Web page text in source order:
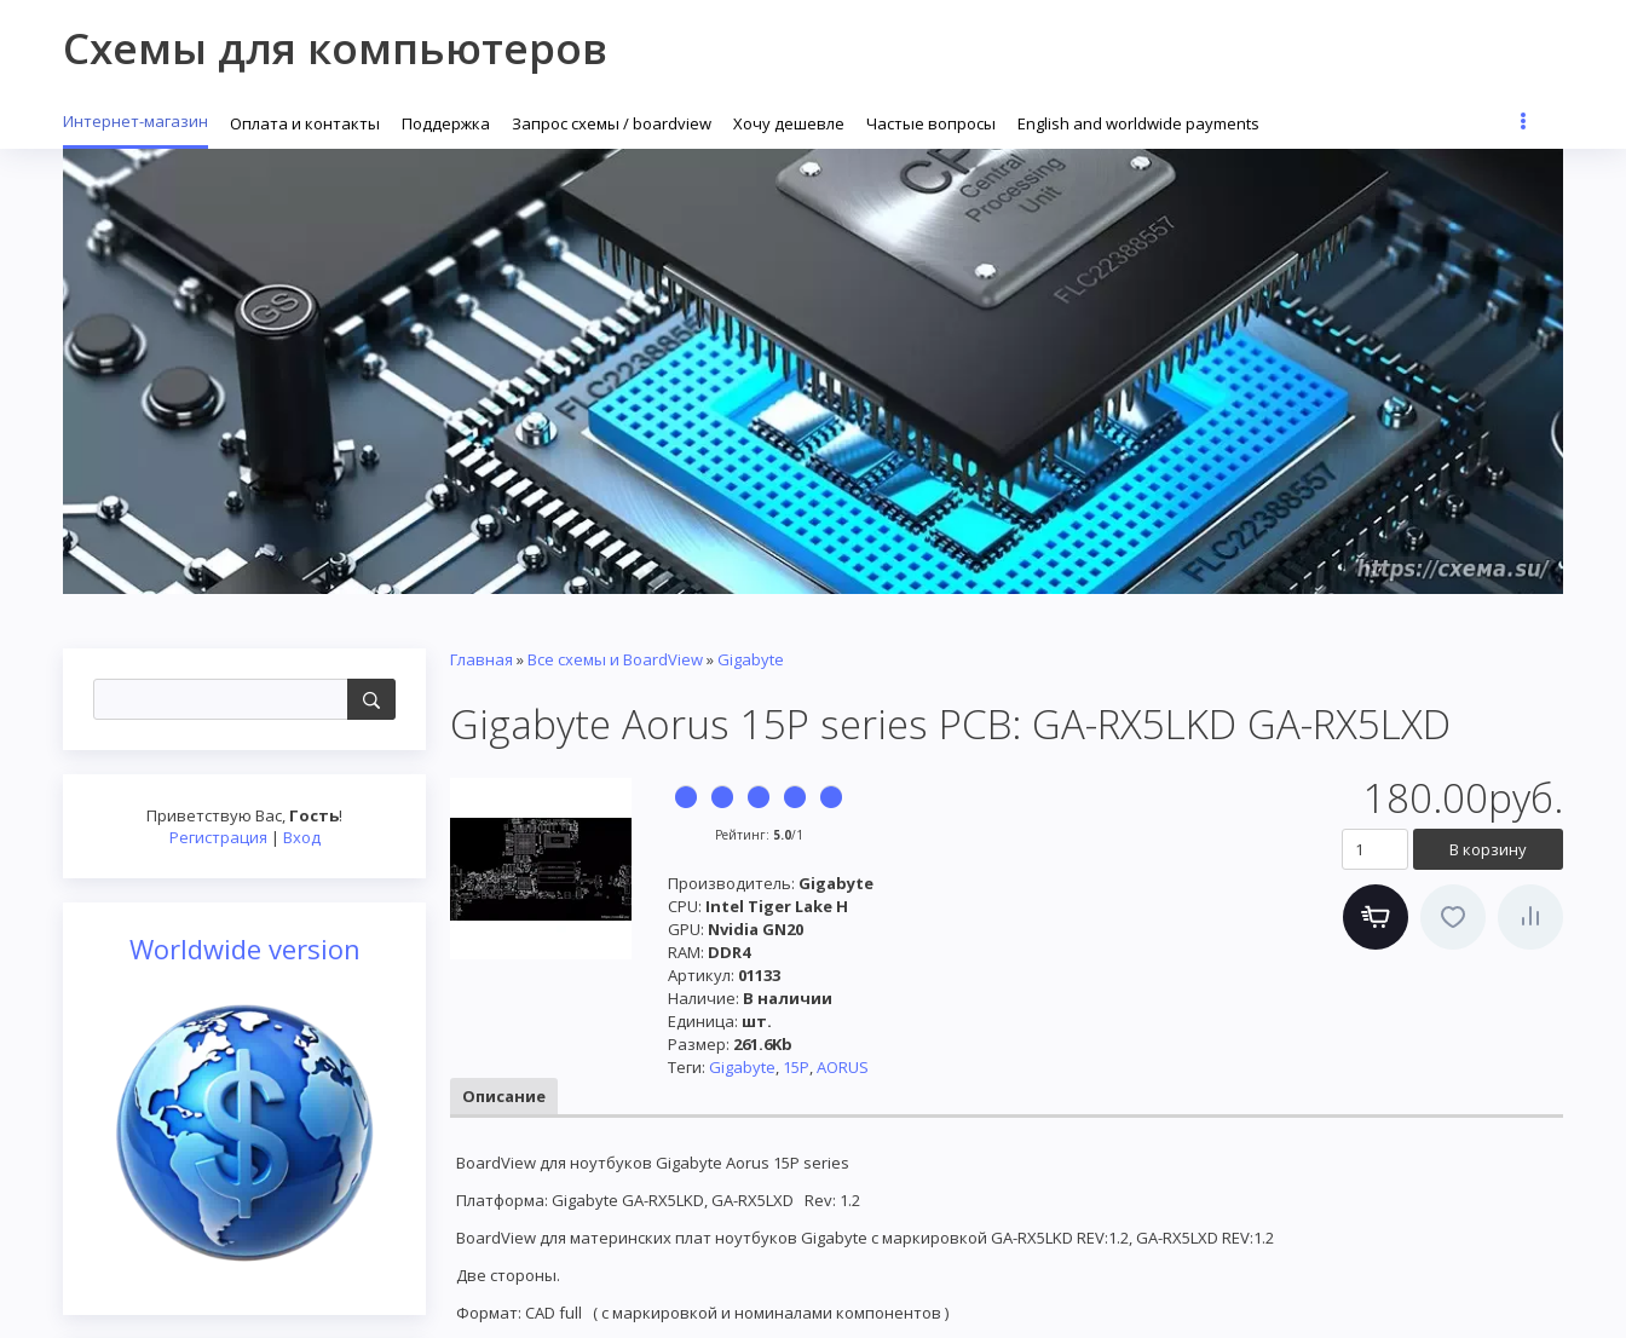
Схемы для компьютеров
Интернет-магазин Оплата и контакты Поддержка Запрос схемы / boardview Хочу дешевле Частые вопросы English and worldwide payments
Приветствую Вас, Гость!
Регистрация | Вход
Worldwide version
Главная »Все схемы и BoardView» Gigabyte
Gigabyte Aorus 15P series PCB: GA-RX5LKD GA-RX5LXD
Рейтинг: 5.0/1
180.00руб.
Производитель: Gigabyte
CPU: Intel Tiger Lake H
GPU: Nvidia GN20
RAM: DDR4
Артикул: 01133
Наличие: В наличии
Единица: шт.
Размер: 261.6Kb
Теги: Gigabyte, 15P,AORUS
Описание
BoardView для ноутбуков Gigabyte Aorus 15P series
Платформа: Gigabyte GA-RX5LKD, GA-RX5LXD Rev: 1.2
BoardView для материнских плат ноутбуков Gigabyte с маркировкой GA-RX5LKD REV:1.2, GA-RX5LXD REV:1.2
Две стороны.
Формат: CAD full ( с маркировкой и номиналами компонентов )